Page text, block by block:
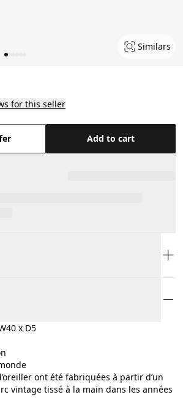
Similars
for this seller
Add to cart
x D5
ont été fabriquées à partir d’un
vintage tissé à la main dans les années